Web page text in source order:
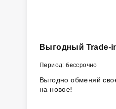
Выгодный Trade-
Период: бессрочно
Выгодно обменяй
на новое!